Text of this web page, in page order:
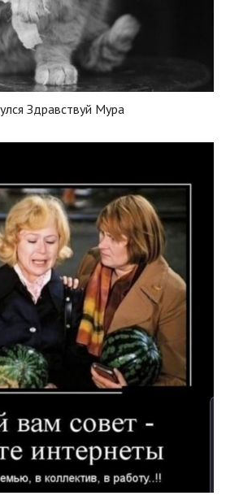
Здравствуй Мура